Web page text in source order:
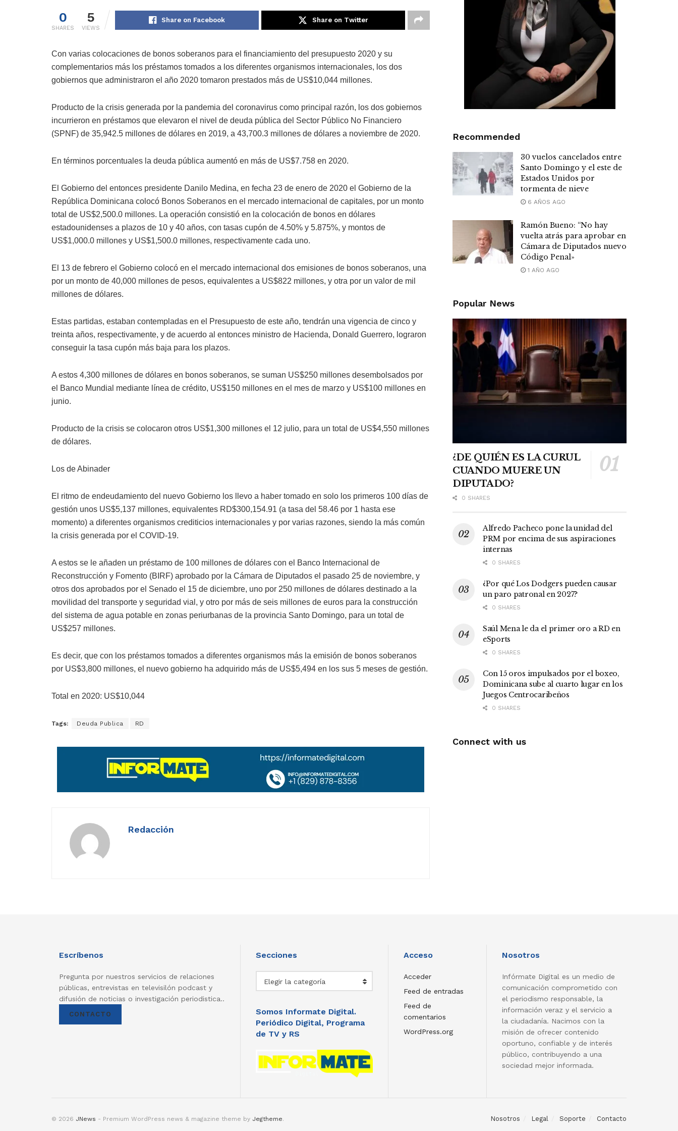
0
SHARES
5
VIEWS
Share on Facebook Share on Twitter
Con varias colocaciones de bonos soberanos para el financiamiento del presupuesto 2020 y su
complementarios más los préstamos tomados a los diferentes organismos internacionales, los dos
gobiernos que administraron el año 2020 tomaron prestados más de US$10,044 millones.
Producto de la crisis generada por la pandemia del coronavirus como principal razón, los dos gobiernos
incurrieron en préstamos que elevaron el nivel de deuda pública del Sector Público No Financiero
(SPNF) de 35,942.5 millones de dólares en 2019, a 43,700.3 millones de dólares a noviembre de 2020.
En términos porcentuales la deuda pública aumentó en más de US$7.758 en 2020.
El Gobierno del entonces presidente Danilo Medina, en fecha 23 de enero de 2020 el Gobierno de la
República Dominicana colocó Bonos Soberanos en el mercado internacional de capitales, por un monto
total de US$2,500.0 millones. La operación consistió en la colocación de bonos en dólares
estadounidenses a plazos de 10 y 40 años, con tasas cupón de 4.50% y 5.875%, y montos de
US$1,000.0 millones y US$1,500.0 millones, respectivamente cada uno.
El 13 de febrero el Gobierno colocó en el mercado internacional dos emisiones de bonos soberanos, una
por un monto de 40,000 millones de pesos, equivalentes a US$822 millones, y otra por un valor de mil
millones de dólares.
Estas partidas, estaban contempladas en el Presupuesto de este año, tendrán una vigencia de cinco y
treinta años, respectivamente, y de acuerdo al entonces ministro de Hacienda, Donald Guerrero, lograron
conseguir la tasa cupón más baja para los plazos.
A estos 4,300 millones de dólares en bonos soberanos, se suman US$250 millones desembolsados por
el Banco Mundial mediante línea de crédito, US$150 millones en el mes de marzo y US$100 millones en
junio.
Producto de la crisis se colocaron otros US$1,300 millones el 12 julio, para un total de US$4,550 millones
de dólares.
Los de Abinader
El ritmo de endeudamiento del nuevo Gobierno los llevo a haber tomado en solo los primeros 100 días de
gestión unos US$5,137 millones, equivalentes RD$300,154.91 (a tasa del 58.46 por 1 hasta ese
momento) a diferentes organismos crediticios internacionales y por varias razones, siendo la más común
la crisis generada por el COVID-19.
A estos se le añaden un préstamo de 100 millones de dólares con el Banco Internacional de
Reconstrucción y Fomento (BIRF) aprobado por la Cámara de Diputados el pasado 25 de noviembre, y
otros dos aprobados por el Senado el 15 de diciembre, uno por 250 millones de dólares destinado a la
movilidad del transporte y seguridad vial, y otro por más de seis millones de euros para la construcción
del sistema de agua potable en zonas periurbanas de la provincia Santo Domingo, para un total de
US$257 millones.
Es decir, que con los préstamos tomados a diferentes organismos más la emisión de bonos soberanos
por US$3,800 millones, el nuevo gobierno ha adquirido más de US$5,494 en los sus 5 meses de gestión.
Total en 2020: US$10,044
Tags: Deuda Publica RD
Redacción
Recommended
30 vuelos cancelados entre
Santo Domingo y el este de
Estados Unidos por
tormenta de nieve
6 AÑOS AGO
Ramón Bueno: “No hay
vuelta atrás para aprobar en
Cámara de Diputados nuevo
Código Penal»
1 AÑO AGO
Popular News
¿DE QUIÉN ES LA CURUL
CUANDO MUERE UN
DIPUTADO?
0 SHARES
Alfredo Pacheco pone la unidad del
PRM por encima de sus aspiraciones
internas
0 SHARES
¿Por qué Los Dodgers pueden causar
un paro patronal en 2027?
0 SHARES
Saúl Mena le da el primer oro a RD en
eSports
0 SHARES
Con 15 oros impulsados por el boxeo,
Dominicana sube al cuarto lugar en los
Juegos Centrocaribeños
0 SHARES
Connect with us
Escríbenos
Pregunta por nuestros servicios de relaciones
públicas, entrevistas en televisilón podcast y
difusión de noticias o investigación periodistica..
CONTACTO
Secciones
Elegir la categoría
Somos Informate Digital.
Periódico Digital, Programa
de TV y RS
Acceso
Acceder
Feed de entradas
Feed de
comentarios
WordPress.org
Nosotros
Infórmate Digital es un medio de
comunicación comprometido con
el periodismo responsable, la
información veraz y el servicio a
la ciudadanía. Nacimos con la
misión de ofrecer contenido
oportuno, confiable y de interés
público, contribuyendo a una
sociedad mejor informada.
Nosotros Legal Soporte Contacto
© 2026 JNews - Premium WordPress news & magazine theme by Jegtheme.